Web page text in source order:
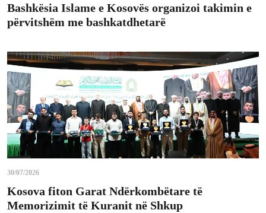
Bashkësia Islame e Kosovës organizoi takimin e
përvitshëm me bashkatdhetarë
30/07/2026
Kosova fiton Garat Ndërkombëtare të
Memorizimit të Kuranit në Shkup